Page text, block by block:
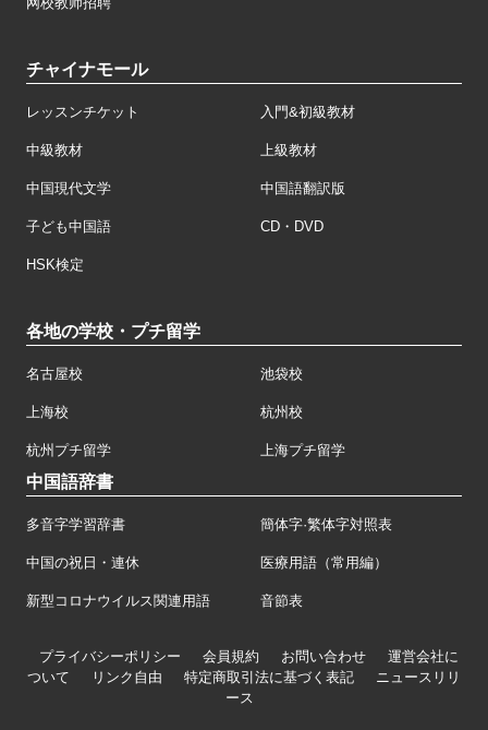
チャイナモール
レッスンチケット 入門&初級教材
中級教材 上級教材
中国現代文学 中国語翻訳版
子ども中国語 CD・DVD
HSK検定
各地の学校・プチ留学
名古屋校 池袋校
上海校 杭州校
杭州プチ留学 上海プチ留学
中国語辞書
多音字学習辞書 簡体字·繁体字対照表
中国の祝日・連休 医療用語（常用編）
新型コロナウイルス関連用語 音節表
プライバシーポリシー 会員規約 お問い合わせ
運営会社に
ついて
リンク自由 特定商取引法に基づく表記
ニュースリリ
ース